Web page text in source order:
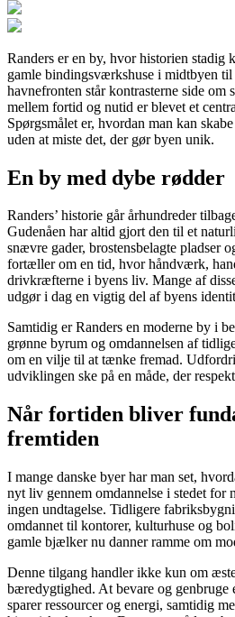
Randers er en by, hvor historien stadig
gamle bindingsværkshuse i midtbyen
havnefronten står kontrasterne side om
mellem fortid og nutid er blevet et
Spørgsmålet er, hvordan man kan
uden at miste det, der gør byen unik.
En by med dybe rødder
Randers’ historie går århundreder
Gudenåen har altid gjort den til et
snævre gader, brostensbelagte pladser
fortæller om en tid, hvor håndværk,
drivkræfterne i byens liv. Mange af
udgør i dag en vigtig del af byens
Samtidig er Randers en moderne by i
grønne byrum og omdannelsen af
om en vilje til at tænke fremad.
udviklingen ske på en måde, der
Når fortiden bliver
fremtiden
I mange danske byer har man set,
nyt liv gennem omdannelse i stedet for
ingen undtagelse. Tidligere
omdannet til kontorer, kulturhuse og
gamle bjælker nu danner ramme om
Denne tilgang handler ikke kun om
bæredygtighed. At bevare og genbruge
sparer ressourcer og energi, samtidig